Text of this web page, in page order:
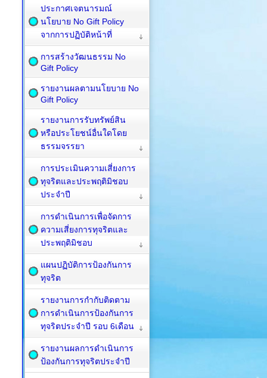
ประกาศเจตนารมณ์
นโยบาย No Gift Policy
จากการปฏิบัติหน้าที่
การสร้างวัฒนธรรม No
Gift Policy
รายงานผลตามนโยบาย No
Gift Policy
รายงานการรับทรัพย์สิน
หรือประโยชน์อื่นใดโดย
ธรรมจรรยา
การประเมินความเสี่ยงการ
ทุจริตและประพฤติมิชอบ
ประจำปี
การดำเนินการเพื่อจัดการ
ความเสี่ยงการทุจริตและ
ประพฤติมิชอบ
แผนปฏิบัติการป้องกันการ
ทุจริต
รายงานการกำกับติดตาม
การดำเนินการป้องกันการ
ทุจริตประจำปี รอบ 6เดือน
รายงานผลการดำเนินการ
ป้องกันการทุจริตประจำปี